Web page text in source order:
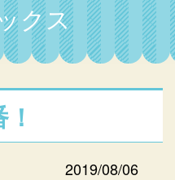
クス
2019/08/06